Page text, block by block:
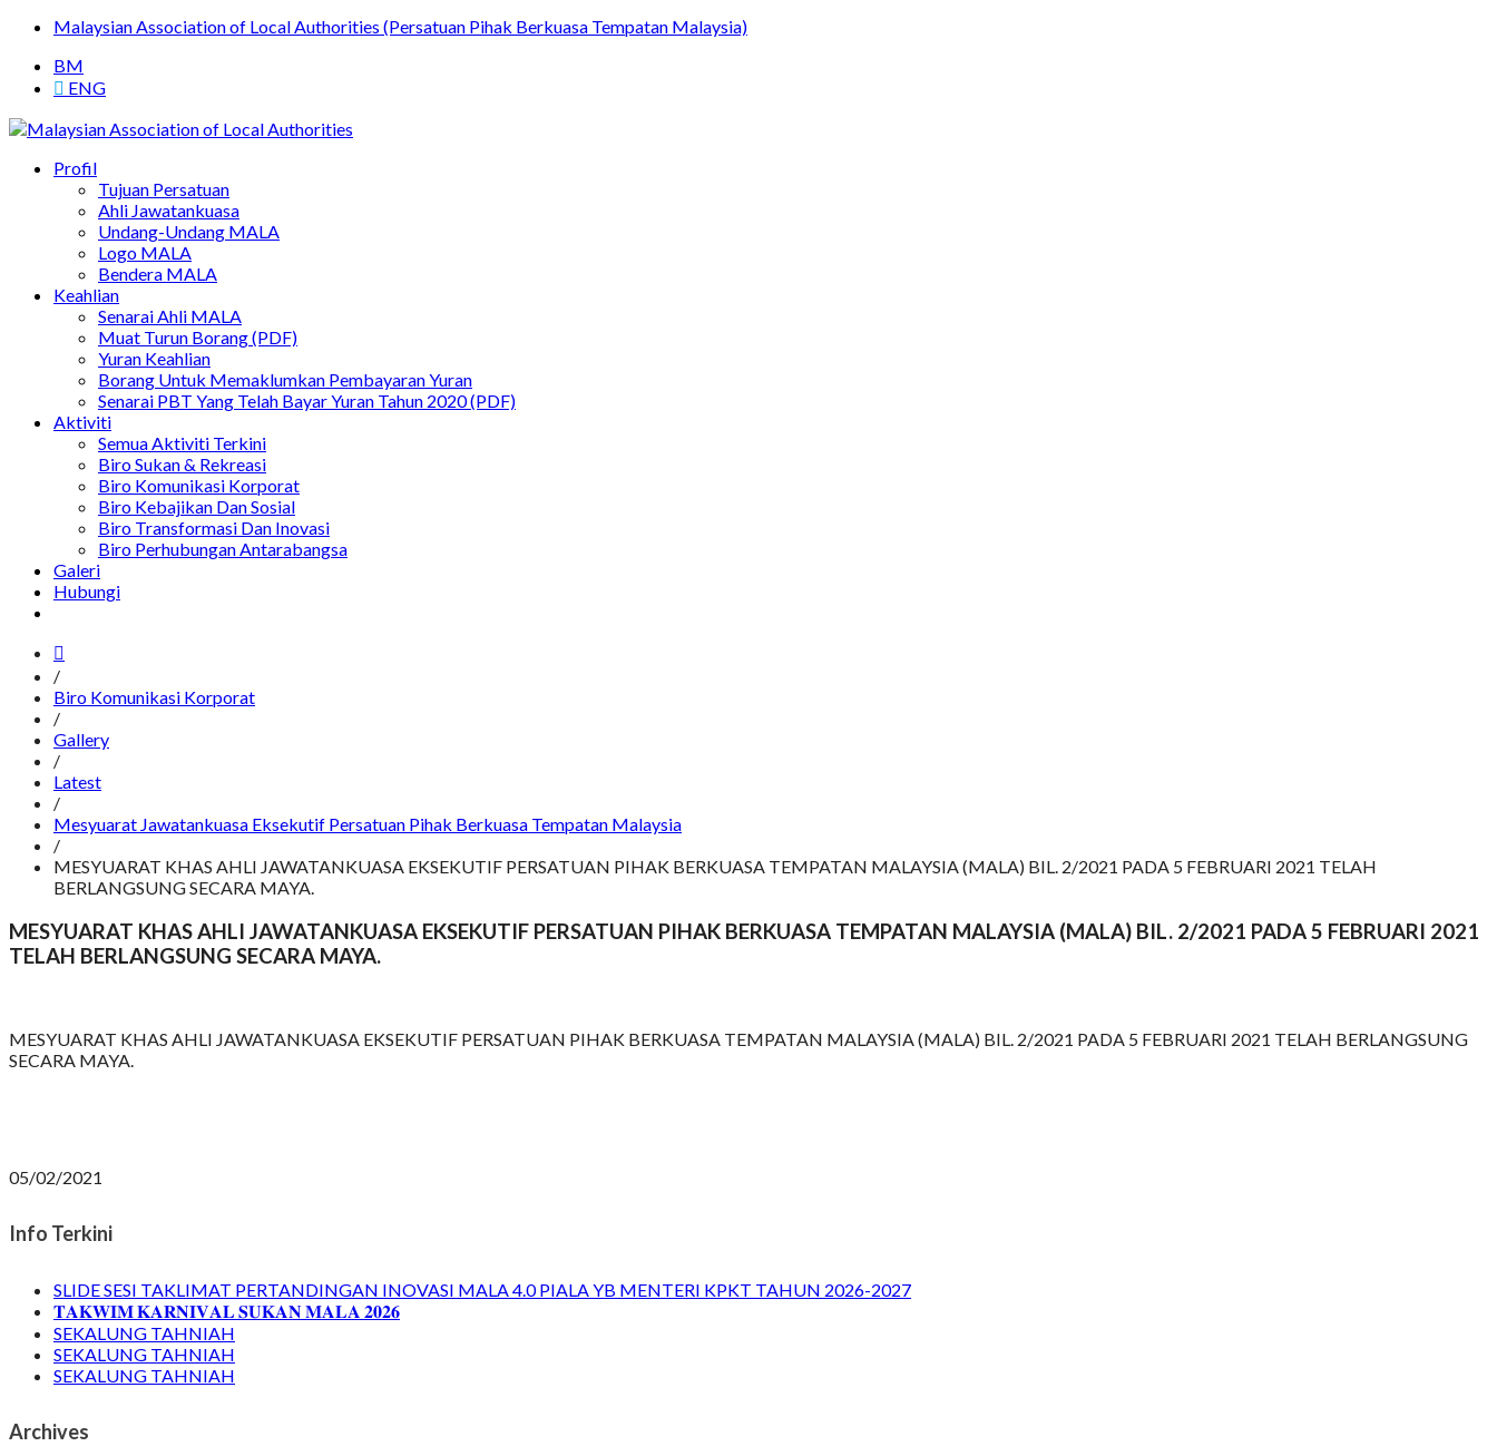
Malaysian Association of Local Authorities (Persatuan Pihak Berkuasa Tempatan Malaysia)
BM
ENG
Malaysian Association of Local Authorities
Persatuan Pihak Berkuasa Tempatan Malaysia
Profil
Tujuan Persatuan
Ahli Jawatankuasa
Undang-Undang MALA
Logo MALA
Bendera MALA
Keahlian
Senarai Ahli MALA
Muat Turun Borang (PDF)
Yuran Keahlian
Borang Untuk Memaklumkan Pembayaran Yuran
Senarai PBT Yang Telah Bayar Yuran Tahun 2020 (PDF)
Aktiviti
Semua Aktiviti Terkini
Biro Sukan & Rekreasi
Biro Komunikasi Korporat
Biro Kebajikan Dan Sosial
Biro Transformasi Dan Inovasi
Biro Perhubungan Antarabangsa
Galeri
Hubungi
/
Biro Komunikasi Korporat
/
Gallery
/
Latest
/
Mesyuarat Jawatankuasa Eksekutif Persatuan Pihak Berkuasa Tempatan Malaysia
/
MESYUARAT KHAS AHLI JAWATANKUASA EKSEKUTIF PERSATUAN PIHAK BERKUASA TEMPATAN MALAYSIA (MALA) BIL. 2/2021 PADA 5 FEBRUARI 2021 TELAH
BERLANGSUNG SECARA MAYA.
MESYUARAT KHAS AHLI JAWATANKUASA EKSEKUTIF PERSATUAN PIHAK BERKUASA TEMPATAN MALAYSIA (MALA) BIL. 2/2021 PADA 5 FEBRUARI 2021
TELAH BERLANGSUNG SECARA MAYA.
MESYUARAT KHAS AHLI JAWATANKUASA EKSEKUTIF PERSATUAN PIHAK BERKUASA TEMPATAN MALAYSIA (MALA) BIL. 2/2021 PADA 5 FEBRUARI 2021 TELAH BERLANGSUNG
SECARA MAYA.
05/02/2021
Info Terkini
SLIDE SESI TAKLIMAT PERTANDINGAN INOVASI MALA 4.0 PIALA YB MENTERI KPKT TAHUN 2026-2027
𝐓𝐀𝐊𝐖𝐈𝐌 𝐊𝐀𝐑𝐍𝐈𝐕𝐀𝐋 𝐒𝐔𝐊𝐀𝐍 𝐌𝐀𝐋𝐀 𝟐𝟎𝟐𝟔
SEKALUNG TAHNIAH
SEKALUNG TAHNIAH
SEKALUNG TAHNIAH
Archives